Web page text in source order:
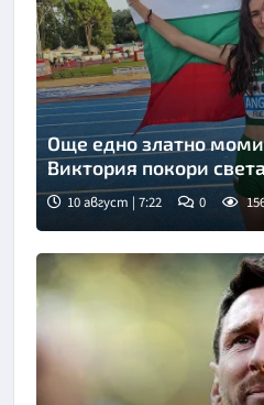
Снимка: БТА
Още едно златно
Виктория покори
10 август | 7:22 0